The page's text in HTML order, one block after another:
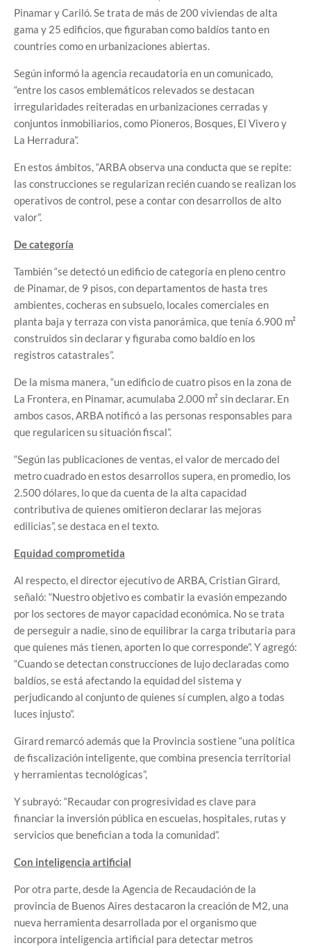
Pinamar y Cariló. Se trata de más de 200 viviendas de alta
gama y 25 edificios, que figuraban como baldíos tanto en
countries como en urbanizaciones abiertas.
Según informó la agencia recaudatoria en un comunicado,
“entre los casos emblemáticos relevados se destacan
irregularidades reiteradas en urbanizaciones cerradas y
conjuntos inmobiliarios, como Pioneros, Bosques, El Vivero y
La Herradura”.
En estos ámbitos, “ARBA observa una conducta que se repite:
las construcciones se regularizan recién cuando se realizan los
operativos de control, pese a contar con desarrollos de alto
valor”.
De categoría
También “se detectó un edificio de categoría en pleno centro
de Pinamar, de 9 pisos, con departamentos de hasta tres
ambientes, cocheras en subsuelo, locales comerciales en
planta baja y terraza con vista panorámica, que tenía 6.900 m²
construidos sin declarar y figuraba como baldío en los
registros catastrales”.
De la misma manera, “un edificio de cuatro pisos en la zona de
La Frontera, en Pinamar, acumulaba 2.000 m² sin declarar. En
ambos casos, ARBA notificó a las personas responsables para
que regularicen su situación fiscal”.
“Según las publicaciones de ventas, el valor de mercado del
metro cuadrado en estos desarrollos supera, en promedio, los
2.500 dólares, lo que da cuenta de la alta capacidad
contributiva de quienes omitieron declarar las mejoras
edilicias”, se destaca en el texto.
Equidad comprometida
Al respecto, el director ejecutivo de ARBA, Cristian Girard,
señaló: “Nuestro objetivo es combatir la evasión empezando
por los sectores de mayor capacidad económica. No se trata
de perseguir a nadie, sino de equilibrar la carga tributaria para
que quienes más tienen, aporten lo que corresponde”. Y agregó:
“Cuando se detectan construcciones de lujo declaradas como
baldíos, se está afectando la equidad del sistema y
perjudicando al conjunto de quienes sí cumplen, algo a todas
luces injusto”.
Girard remarcó además que la Provincia sostiene “una política
de fiscalización inteligente, que combina presencia territorial
y herramientas tecnológicas”,
Y subrayó: “Recaudar con progresividad es clave para
financiar la inversión pública en escuelas, hospitales, rutas y
servicios que benefician a toda la comunidad”.
Con inteligencia artificial
Por otra parte, desde la Agencia de Recaudación de la
provincia de Buenos Aires destacaron la creación de M2, una
nueva herramienta desarrollada por el organismo que
incorpora inteligencia artificial para detectar metros